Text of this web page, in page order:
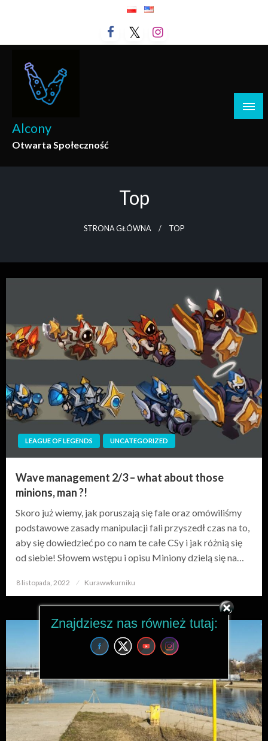
Alcony
Otwarta Społeczność
Top
STRONA GŁÓWNA TOP
LEAGUE OF LEGENDS UNCATEGORIZED
Wave management 2/3 – what about those
minions, man ?!
Skoro już wiemy, jak poruszają się fale oraz omówiliśmy
podstawowe zasady manipulacji fali przyszedł czas na to,
aby się dowiedzieć po co nam te całe CSy i jak różnią się
od siebie! Słowem wstępu i opisu Miniony dzielą się na…
Opublikowane
8 listopada, 2022 Kurawwkurniku
Znajdziesz nas również tutaj: